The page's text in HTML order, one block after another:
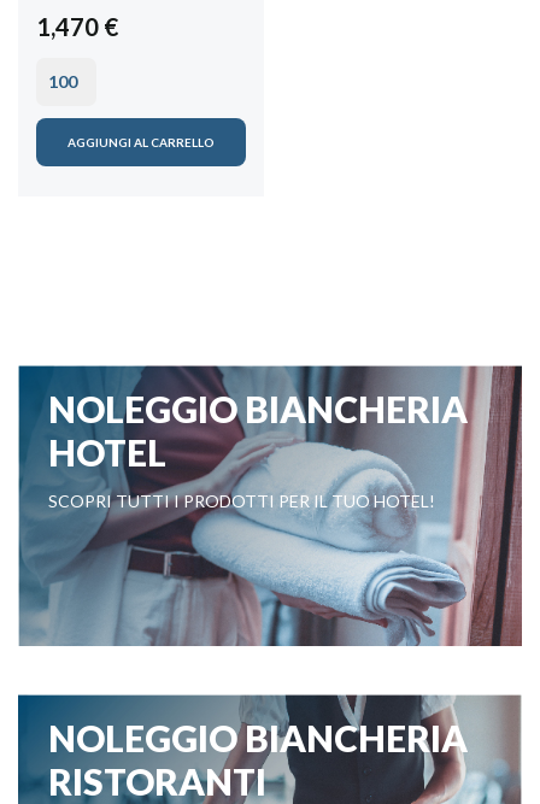
1,470 €
AGGIUNGI AL CARRELLO
NOLEGGIO BIANCHERIA
HOTEL
SCOPRI TUTTI I PRODOTTI PER IL TUO HOTEL!
NOLEGGIO BIANCHERIA
RISTORANTI